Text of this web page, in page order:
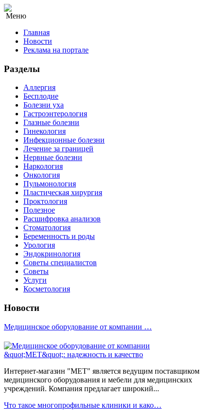
Меню
Главная
Новости
Реклама на портале
Разделы
Аллергия
Бесплодие
Болезни уха
Гастроэнтерология
Глазные болезни
Гинекология
Инфекционные болезни
Лечение за границей
Нервные болезни
Наркология
Онкология
Пульмонология
Пластическая хирургия
Проктология
Полезное
Расшифровка анализов
Стоматология
Беременность и роды
Урология
Эндокринология
Советы специалистов
Советы
Услуги
Косметология
Новости
Медицинское оборудование от компании …
Интернет-магазин "МЕТ" является ведущим поставщиком
медицинского оборудования и мебели для медицинских
учреждений. Компания предлагает широкий...
Что такое многопрофильные клиники и како…